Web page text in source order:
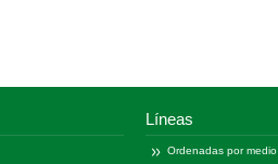
Líneas
Ordenadas por medio